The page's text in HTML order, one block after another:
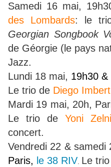
Samedi 16 mai,
des Lombards: le
Georgian Songbook
de Géorgie (le pays
Jazz.
Lundi 18 mai, 19h30 &
Le trio de Diego Imbert
Mardi 19 mai, 20h,
Le trio de Yoni
concert.
Vendredi 22 & samedi
Paris, le 38 RIV Le